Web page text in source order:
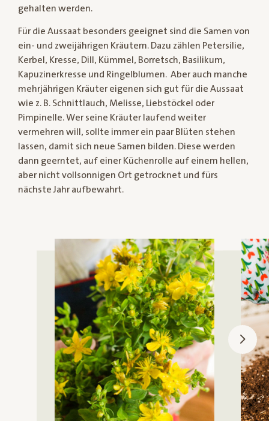
gehalten werden.
Für die Aussaat besonders geeignet sind die Samen von
ein- und zweijährigen Kräutern. Dazu zählen Petersilie,
Kerbel, Kresse, Dill, Kümmel, Borretsch, Basilikum,
Kapuzinerkresse und Ringelblumen. Aber auch manche
mehrjährigen Kräuter eigenen sich gut für die Aussaat
wie z. B. Schnittlauch, Melisse, Liebstöckel oder
Pimpinelle. Wer seine Kräuter laufend weiter
vermehren will, sollte immer ein paar Blüten stehen
lassen, damit sich neue Samen bilden. Diese werden
dann geerntet, auf einer Küchenrolle auf einem hellen,
aber nicht vollsonnigen Ort getrocknet und fürs
nächste Jahr aufbewahrt.